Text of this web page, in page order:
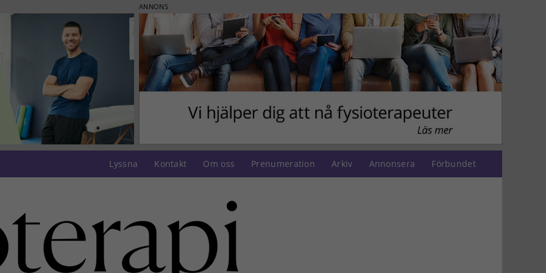
ANNONS
Lyssna Kontakt Om oss Prenumeration Arkiv Annonsera Förbundet